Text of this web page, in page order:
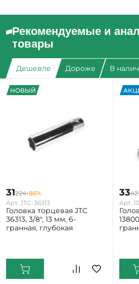
Рекомендуемые и
товары
Дешевле Дороже В
НОВЫЙ
31224-86%
Арт. JTC-36313
Головка торцевая JTC
36313, 3/8", 13 мм, 6-
гранная, глубокая
3342
Арт.